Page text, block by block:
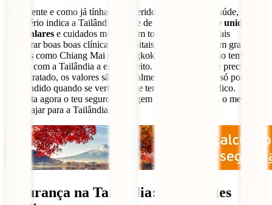
Finalmente e como já tínhamos referido, no que toca à saúde, o
Ministério indica a Tailândia dispõe de uma
boa rede de unidades
hospitalares e cuidados médicos em todas as cidades. Vais
encontrar boas boas clínicas e hospitais, especialmente em grandes
cidades como Chiang Mai ou Bangkok, mas Portugal não tem
acordo com a Tailândia a este respeito. Por esta razão, se precisares
de ser tratado, os valores são normalmente muito altos e só poderás
ser atendido quando se verificar que tens um seguro médico.
Contrata agora o teu seguro de viagem
, o melhor
para viajar para a Tailândia.
Segurança na Tailândia: transportes